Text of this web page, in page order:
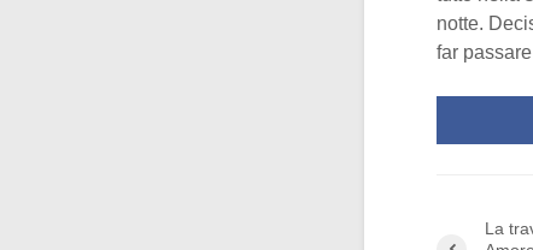
notte.
far
La